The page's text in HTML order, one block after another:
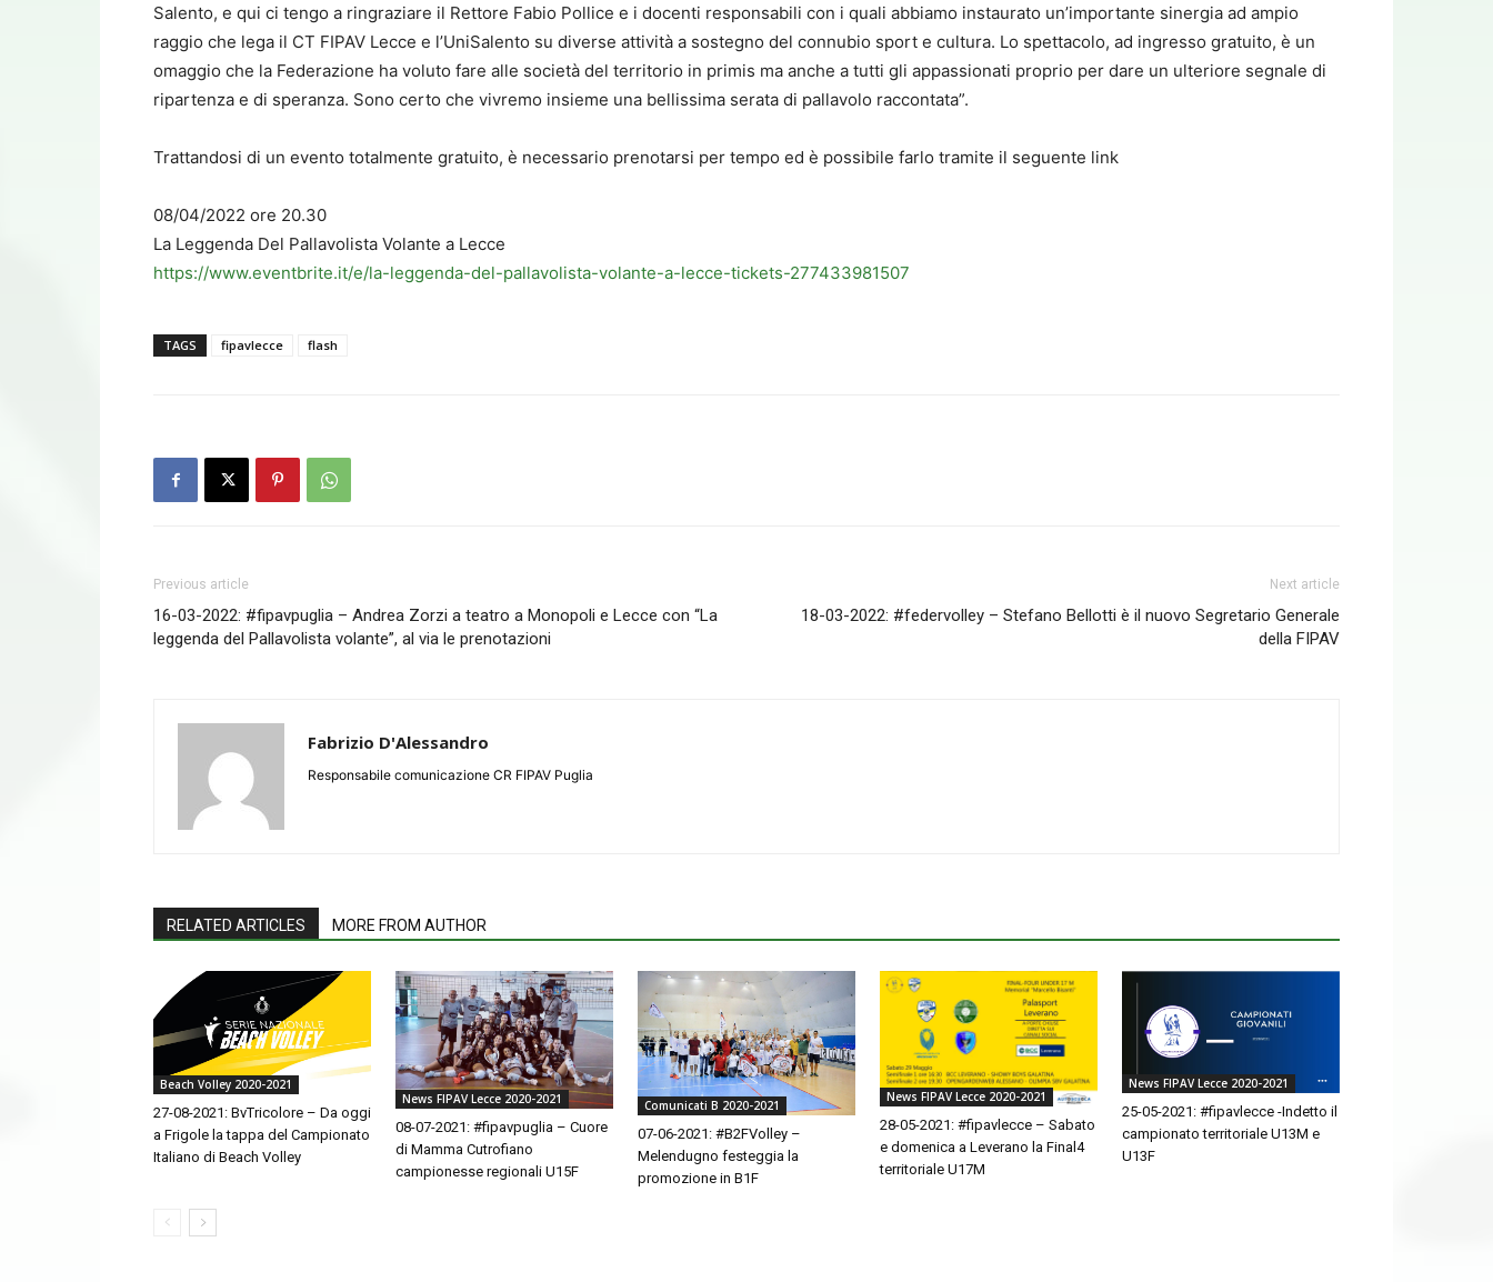
Salento, e qui ci tengo a ringraziare il Rettore Fabio Pollice e i docenti responsabili con i quali abbiamo instaurato un’importante sinergia ad ampio
raggio che lega il CT FIPAV Lecce e l’UniSalento su diverse attività a sostegno del connubio sport e cultura. Lo spettacolo, ad ingresso gratuito, è un
omaggio che la Federazione ha voluto fare alle società del territorio in primis ma anche a tutti gli appassionati proprio per dare un ulteriore segnale di
ripartenza e di speranza. Sono certo che vivremo insieme una bellissima serata di pallavolo raccontata”.
Trattandosi di un evento totalmente gratuito, è necessario prenotarsi per tempo ed è possibile farlo tramite il seguente link
08/04/2022 ore 20.30
La Leggenda Del Pallavolista Volante a Lecce
https://www.eventbrite.it/e/la-leggenda-del-pallavolista-volante-a-lecce-tickets-277433981507
TAGS fipavlecce flash
Previous article
16-03-2022: #fipavpuglia – Andrea Zorzi a teatro a Monopoli e Lecce con “La
leggenda del Pallavolista volante”, al via le prenotazioni
Next article
18-03-2022: #federvolley – Stefano Bellotti è il nuovo Segretario Generale
della FIPAV
Fabrizio D'Alessandro
Responsabile comunicazione CR FIPAV Puglia
RELATED ARTICLES MORE FROM AUTHOR
Beach Volley 2020-2021
27-08-2021: BvTricolore – Da oggi
a Frigole la tappa del Campionato
Italiano di Beach Volley
News FIPAV Lecce 2020-2021
08-07-2021: #fipavpuglia – Cuore
di Mamma Cutrofiano
campionesse regionali U15F
Comunicati B 2020-2021
07-06-2021: #B2FVolley –
Melendugno festeggia la
promozione in B1F
News FIPAV Lecce 2020-2021
28-05-2021: #fipavlecce – Sabato
e domenica a Leverano la Final4
territoriale U17M
News FIPAV Lecce 2020-2021
25-05-2021: #fipavlecce -Indetto il
campionato territoriale U13M e
U13F